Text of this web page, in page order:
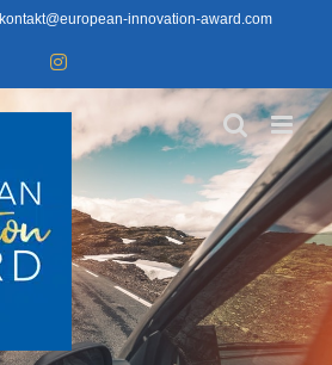
kontakt@european-innovation-award.com
Instagram